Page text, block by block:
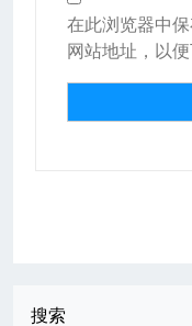
在此浏览器中
网站地址，以
搜索